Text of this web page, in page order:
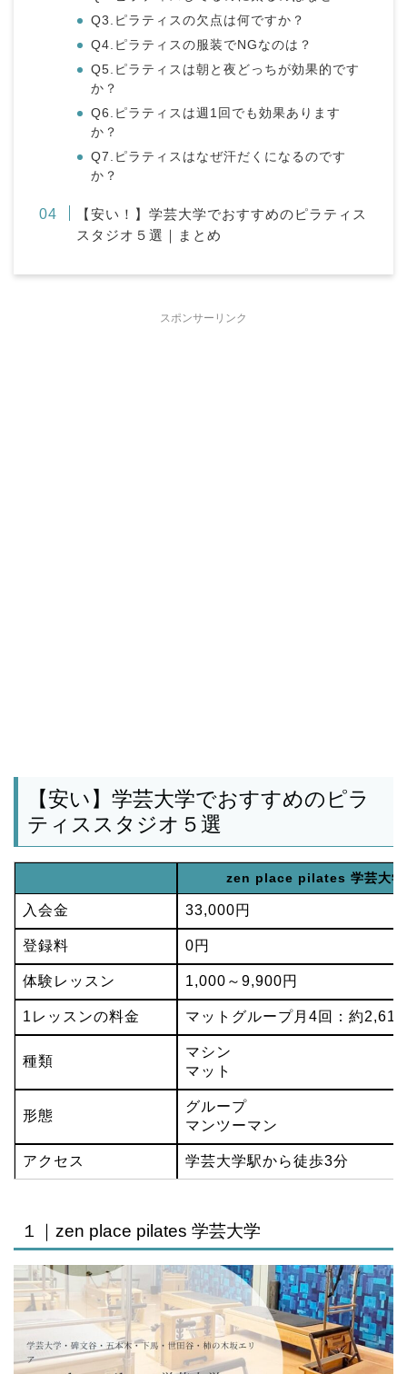
Q3.ピラティスの欠点は何ですか？
Q4.ピラティスの服装でNGなのは？
Q5.ピラティスは朝と夜どっちが効果的です
か？
Q6.ピラティスは週1回でも効果あります
か？
Q7.ピラティスはなぜ汗だくになるのです
か？
【安い！】学芸大学でおすすめのピラティス
スタジオ５選｜まとめ
スポンサーリンク
【安い】学芸大学でおすすめのピラ
ティススタジオ５選
zen place pilates 学芸大学
入会金 33,000円
登録料 0円
体験レッスン 1,000～9,900円
1レッスンの料金 マットグループ月4回：約
種類
マシン
マット
形態
グループ
マンツーマン
アクセス 学芸大学駅から徒歩3分
１｜zen place pilates 学芸大学